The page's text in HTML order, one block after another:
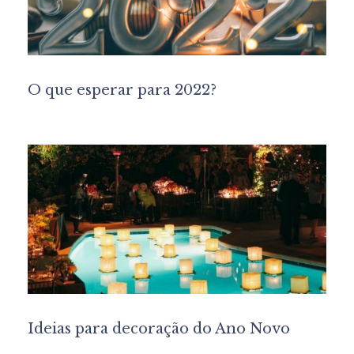
O que esperar para 2022?
Ideias para decoração do Ano Novo